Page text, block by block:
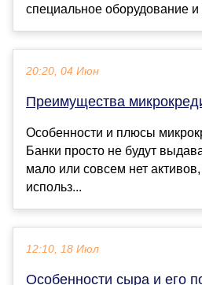
специальное оборудование
20:20, 04 Июн
Преимущества
Особенности и плюсы
Банки просто не будут
мало или совсем нет
использ...
12:10, 18 Июл
Особенности сыра и его